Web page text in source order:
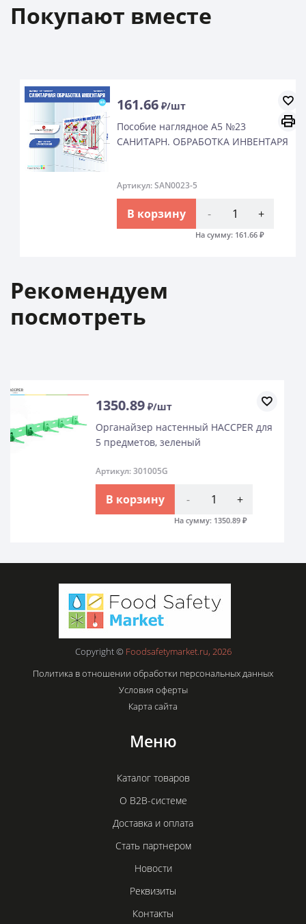
Покупают вместе
161.66₽/шт
Пособие наглядное А5 №23
САНИТАРН. ОБРАБОТКА ИНВЕНТАРЯ
Артикул: SAN0023-5
В корзину
На сумму:161.66₽
Рекомендуем
посмотреть
1350.89₽/шт
Органайзер настенный HACCPER для
5 предметов, красный
Артикул: 301005R
В корзину
На сумму:1350.89
Copyright © Foodsafetymarket.ru, 2026
Политика в отношении обработки персональных данных
Условия оферты
Карта сайта
Меню
Каталог товаров
О B2B-системе
Доставка и оплата
Стать партнером
Новости
Реквизиты
Контакты